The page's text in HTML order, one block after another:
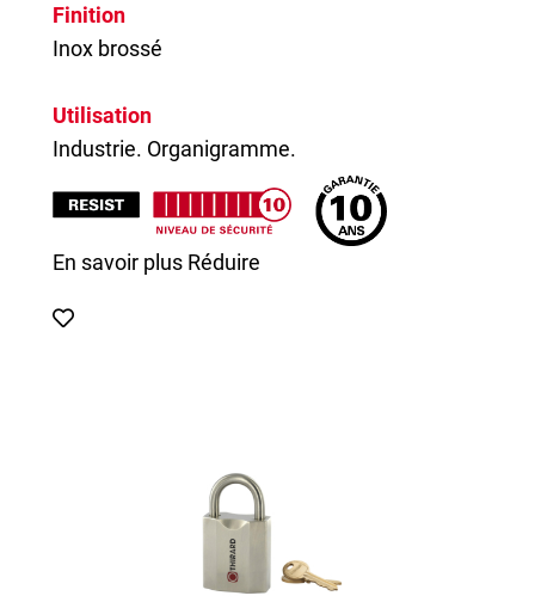
Finition
Inox brossé
Utilisation
Industrie. Organigramme.
En savoir plus Réduire